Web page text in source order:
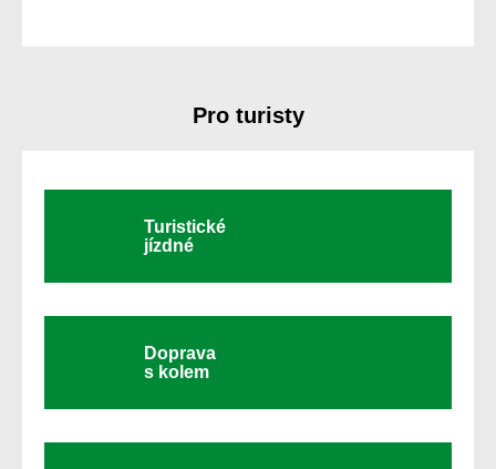
Pro turisty
Turistické
jízdné
Doprava
s kolem